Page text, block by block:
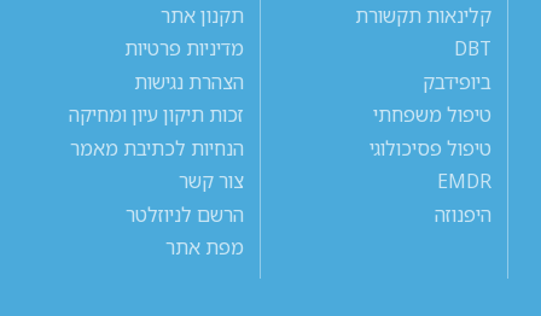
קלינאות תקשורת
DBT
ביופידבק
טיפול משפחתי
טיפול פסיכולוגי
EMDR
היפנוזה
תקנון אתר
מדיניות פרטיות
הצהרת נגישות
זכות תיקון עיון ומחיקה
הנחיות לכתיבת מאמר
צור קשר
הרשם לניוזלטר
מפת אתר